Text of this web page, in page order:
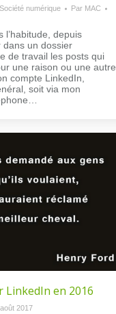
Société numérique Par MAC
l’habitude, depuis
dans un dossier
de travail les posts qui
une raison ou une autre
compte LinkedIn,
soit via mon
LinkedIn en 2016
2017